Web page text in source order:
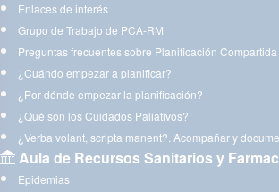
Enlaces de interés
Grupo de Trabajo de PCA-RM
Preguntas frecuentes sobre Planificación
¿Cuándo empezar a planificar?
¿Por dónde empezar la planificación?
¿Qué son los Cuidados Paliativos?
¿Verba volant, scripta manent?. Acompañar y
Aula de Recursos Sanitarios y
Epidemias